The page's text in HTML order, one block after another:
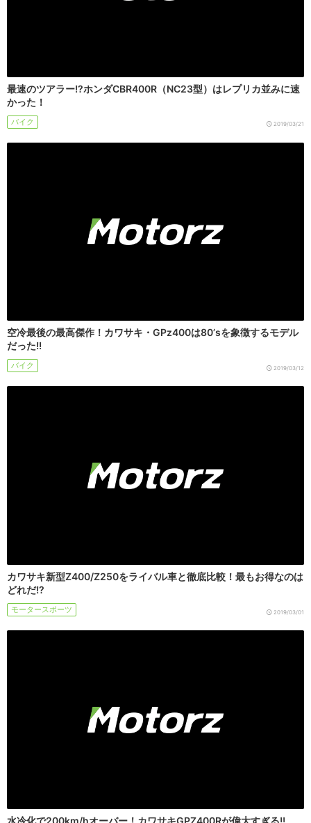
最速のツアラー!?ホンダCBR400R（NC23型）はレプリカ並みに速
かった！
バイク 2019/03/21
空冷最後の最高傑作！カワサキ・GPz400は80’sを象徴するモデル
だった!!
バイク 2019/03/12
カワサキ新型Z400/Z250をライバル車と徹底比較！最もお得なのは
どれだ!?
モータースポーツ 2019/03/01
水冷化で200km/hオーバー！カワサキGPZ400Rが偉大すぎる!!